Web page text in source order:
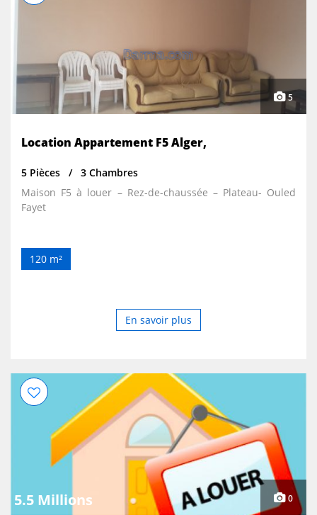
5
Location Appartement F5 Alger,
5 Pièces
3 Chambres
Maison F5 à louer – Rez-de-chaussée – Plateau- Ouled
Fayet
120 m²
En savoir plus
5.5 Millions 0